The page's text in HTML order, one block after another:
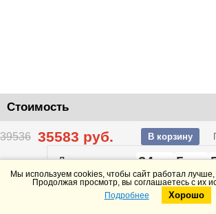
Стоимость
39536 35583 руб. В корзину
До конца акции24 5
Telegram
Мы используем cookies, чтобы сайт работал
Продолжая просмотр, вы соглашаетесь с их
Подробнее
Хорошо